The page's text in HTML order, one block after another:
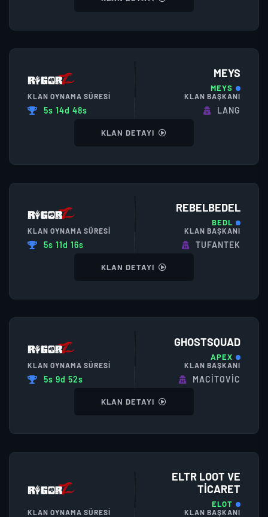
MEYS
MEYS
KLAN OYNAMA SÜRESI
5s 14d 48s
KLAN BAŞKANI
LANG
KLAN DETAYI
REBELBEDEL
BEDL
KLAN OYNAMA SÜRESI
5s 11d 16s
KLAN BAŞKANI
TUFANTEK
KLAN DETAYI
GHOSTSQUAD
APEX
KLAN OYNAMA SÜRESI
5s 9d 52s
KLAN BAŞKANI
MACİTOVİC
KLAN DETAYI
ELTR LOOT VE
TICARET
ELOT
KLAN OYNAMA SÜRESI KLAN BAŞKANI